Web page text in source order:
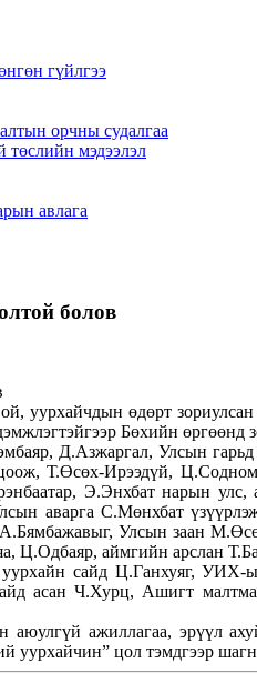
гүйлгээ
орчны судалгаа
төслийн мэдээлэл
авлага
болов
уурхайчдын өдөрт
Бөхийн өргөөнд
Д.Азжаргал, Улсын
Т.Өсөх-Ирээдүй,
Э.Энхбат нарын
аварга С.Мөнхбат
А.Бямбажавыг, Улсын заан
Ц.Одбаяр, аймгийн арслан
сайд Ц.Ганхуяг,
асан Ч.Хурц, Ашигт
ажиллагаа, эрүүл
цол тэмдгээр